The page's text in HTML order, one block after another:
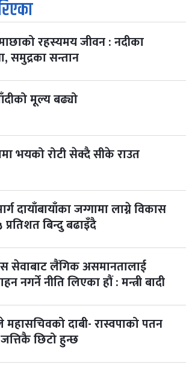
-Mar 21, 2027
-Mar 22, 2027
७ महिना बाँकी
रहस्यमय जीवन : नदीका
समुद्रका सन्तान
मूल्य बढ्यो
भयको रोटी सेक्दै सीके राउत
दायाँबायाँका जग्गामा लाग्ने विकास
बिन्दु बढाइँदै
सेवाबाट लैंगिक असमानतालाई
नगर्ने नीति लिएका हौं : मन्त्री बादी
महासचिवको दाबी- रास्वपाको पतन
छिटो हुन्छ